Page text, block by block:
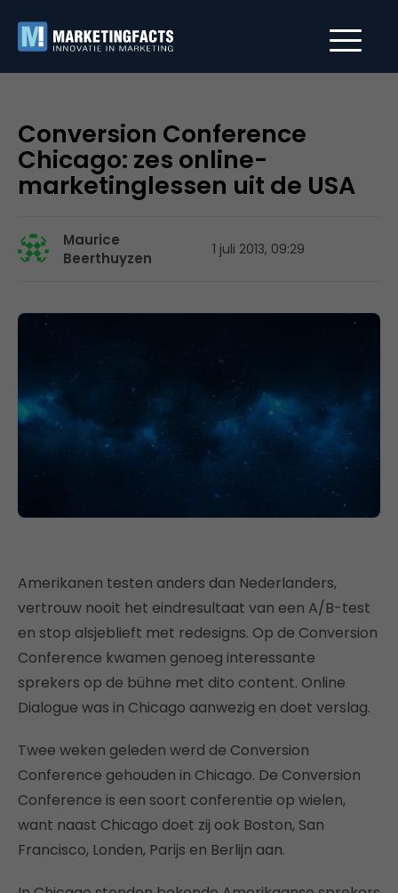
Conversion Conference
Chicago: zes online-
marketinglessen uit de USA
Maurice
Beerthuyzen
1 juli 2013, 09:29
Amerikanen testen anders dan Nederlanders,
vertrouw nooit het eindresultaat van een A/B-test
en stop alsjeblieft met redesigns. Op de Conversion
Conference kwamen genoeg interessante
sprekers op de bühne met dito content. Online
Dialogue was in Chicago aanwezig en doet verslag.
Twee weken geleden werd de Conversion
Conference gehouden in Chicago. De Conversion
Conference is een soort conferentie op wielen,
want naast Chicago doet zij ook Boston, San
Francisco, Londen, Parijs en Berlijn aan.